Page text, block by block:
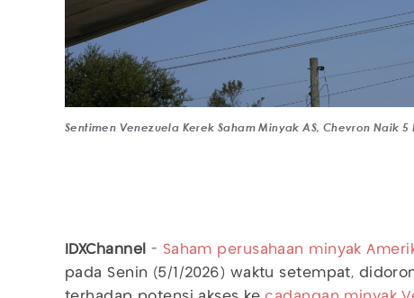
Sentimen Venezuela Kerek Saham Minyak AS, Chevron Naik 5
IDXChannel - Saham perusahaan minyak
pada Senin (5/1/2026) waktu setempat,